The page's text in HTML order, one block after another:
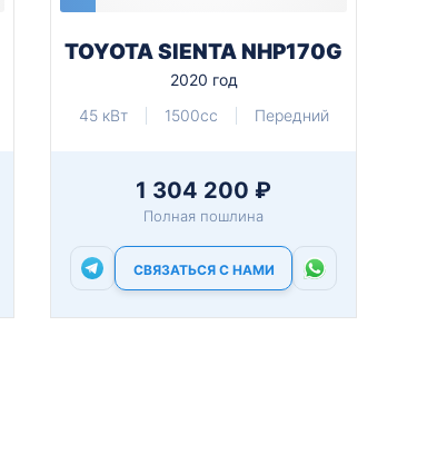
TOYOTA SIENTA NHP170G
2020 год
45 кВт
1500cc Передний
1 304 200 ₽
Полная пошлина
СВЯЗАТЬСЯ С НАМИ